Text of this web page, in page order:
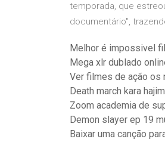
temporada, que
documentário",
Melhor é impossivel
Mega xlr dublado
Ver filmes de ação os
Death march kara
Zoom academia de
Demon slayer ep 19
Baixar uma canção